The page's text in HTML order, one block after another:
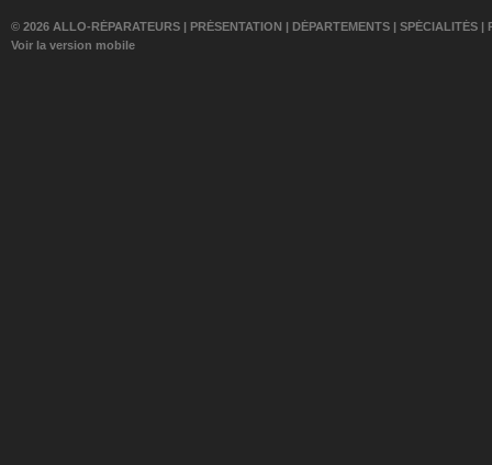
© 2026 ALLO-RÉPARATEURS | PRÉSENTATION | DÉPARTEMENTS | SPÉCIALITÉS |
Voir la version mobile